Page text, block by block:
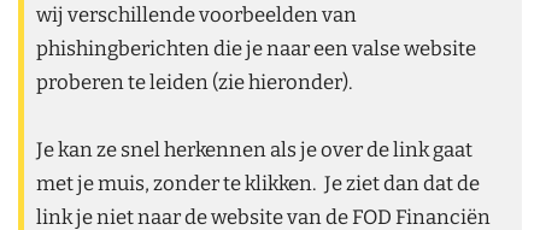
wij verschillende voorbeelden van
phishingberichten die je naar een valse website
proberen te leiden (zie hieronder).
Je kan ze snel herkennen als je over de link gaat
met je muis, zonder te klikken. Je ziet dan dat de
link je niet naar de website van de FOD Financiën